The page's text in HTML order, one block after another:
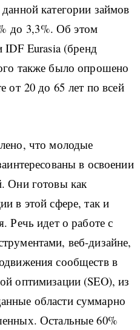
категории займов
до 3,3%. Об этом
IDF Eurasia (бренд
также было опрошено
от 20 до 65 лет по всей
что молодые
в освоении
Они готовы как
в этой сфере, так и
Речь идет о работе с
веб-дизайне,
сообществ в
оптимизации (SEO), из
области суммарно
Остальные 60%